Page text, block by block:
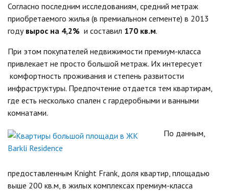
Согласно последним исследованиям, средний метраж
приобретаемого жилья (в премиальном сегменте) в 2013
году вырос на 4,2% и составил 170 кв.м.
При этом покупателей недвижимости премиум-класса
привлекает не просто большой метраж. Их интересует
комфортность проживания и степень развитости
инфраструктуры. Предпочтение отдается тем квартирам,
где есть несколько спален с гардеробными и ванными
комнатами.
По данным,
предоставленным Knight Frank, доля квартир, площадью
выше 200 кв.м, в жилых комплексах премиум-класса